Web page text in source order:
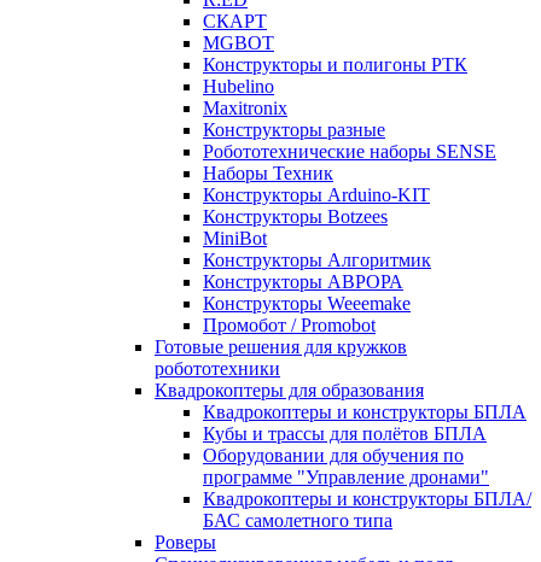
СКАРТ
MGBOT
Конструкторы и полигоны РТК
Hubelino
Maxitronix
Конструкторы разные
Робототехнические наборы SENSE
Наборы Техник
Конструкторы Arduino-KIT
Конструкторы Botzees
MiniBot
Конструкторы Алгоритмик
Конструкторы АВРОРА
Конструкторы Weeemake
Промобот / Promobot
Готовые решения для кружков
робототехники
Квадрокоптеры для образования
Квадрокоптеры и конструкторы БПЛА
Кубы и трассы для полётов БПЛА
Оборудовании для обучения по
программе "Управление дронами"
Квадрокоптеры и конструкторы БПЛА/
БАС самолетного типа
Роверы